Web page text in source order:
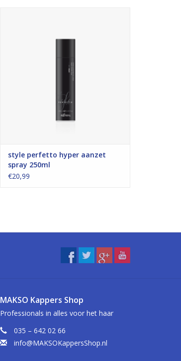
style perfetto hyper aanzet
spray 250ml
€20,99
MAKSO Kappers Shop
Professionals in alles voor het haar
035 – 642 02 66
info@MAKSOKappersShop.nl